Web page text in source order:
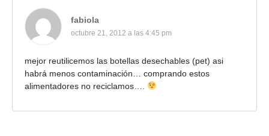
fabiola
octubre 21, 2012 a las 4:45 pm
mejor reutilicemos las botellas desechables (pet) asi
habrá menos contaminación… comprando estos
alimentadores no reciclamos….